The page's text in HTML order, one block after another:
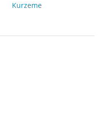
Kurzeme